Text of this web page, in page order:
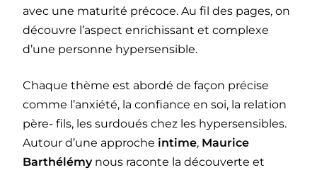
avec une maturité précoce. Au fil des pages, on
découvre l’aspect enrichissant et complexe
d’une personne hypersensible.
Chaque thème est abordé de façon précise
comme l’anxiété, la confiance en soi, la relation
père- fils, les surdoués chez les hypersensibles.
Autour d’une approche intime, Maurice
Barthélémynous raconte la découverte et